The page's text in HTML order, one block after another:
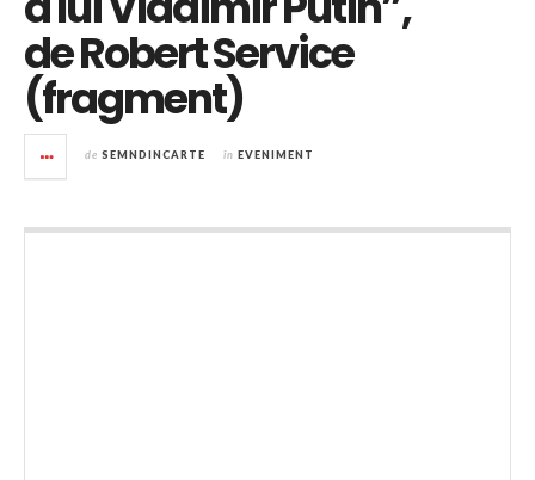
de Robert Service
(fragment)
de SEMNDINCARTE în EVENIMENT